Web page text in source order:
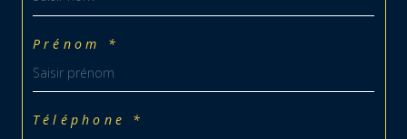
Prénom *
Téléphone *